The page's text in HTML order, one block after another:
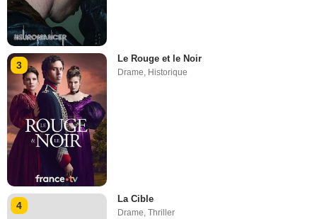
3
Le Rouge et le Noir
Drame, Historique
4
La Cible
Drame,Thriller